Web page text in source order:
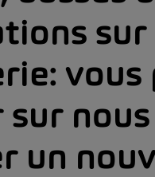
sur
vous
sur
un